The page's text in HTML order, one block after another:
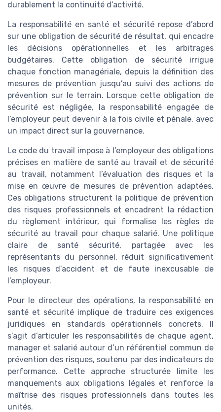
durablement la continuité d’activité.
La responsabilité en santé et sécurité repose d’abord
sur une obligation de sécurité de résultat, qui encadre
les décisions opérationnelles et les arbitrages
budgétaires. Cette obligation de sécurité irrigue
chaque fonction managériale, depuis la définition des
mesures de prévention jusqu’au suivi des actions de
prévention sur le terrain. Lorsque cette obligation de
sécurité est négligée, la responsabilité engagée de
l’employeur peut devenir à la fois civile et pénale, avec
un impact direct sur la gouvernance.
Le code du travail impose à l’employeur des obligations
précises en matière de santé au travail et de sécurité
au travail, notamment l’évaluation des risques et la
mise en œuvre de mesures de prévention adaptées.
Ces obligations structurent la politique de prévention
des risques professionnels et encadrent la rédaction
du règlement intérieur, qui formalise les règles de
sécurité au travail pour chaque salarié. Une politique
claire de santé sécurité, partagée avec les
représentants du personnel, réduit significativement
les risques d’accident et de faute inexcusable de
l’employeur.
Pour le directeur des opérations, la responsabilité en
santé et sécurité implique de traduire ces exigences
juridiques en standards opérationnels concrets. Il
s’agit d’articuler les responsabilités de chaque agent,
manager et salarié autour d’un référentiel commun de
prévention des risques, soutenu par des indicateurs de
performance. Cette approche structurée limite les
manquements aux obligations légales et renforce la
maîtrise des risques professionnels dans toutes les
unités.